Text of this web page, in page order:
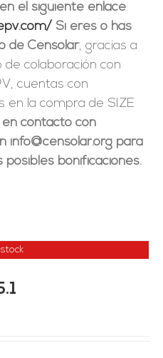
el siguiente enlace:
Si eres o has
de Censolar, gracias a
de colaboración con
cuentas con
en la compra de SIZE
contacto con
info@censolar.org para
posibles bonificaciones.